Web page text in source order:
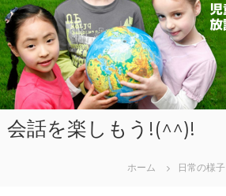
会話を楽しもう!(^^)!
ホーム 日常の様子